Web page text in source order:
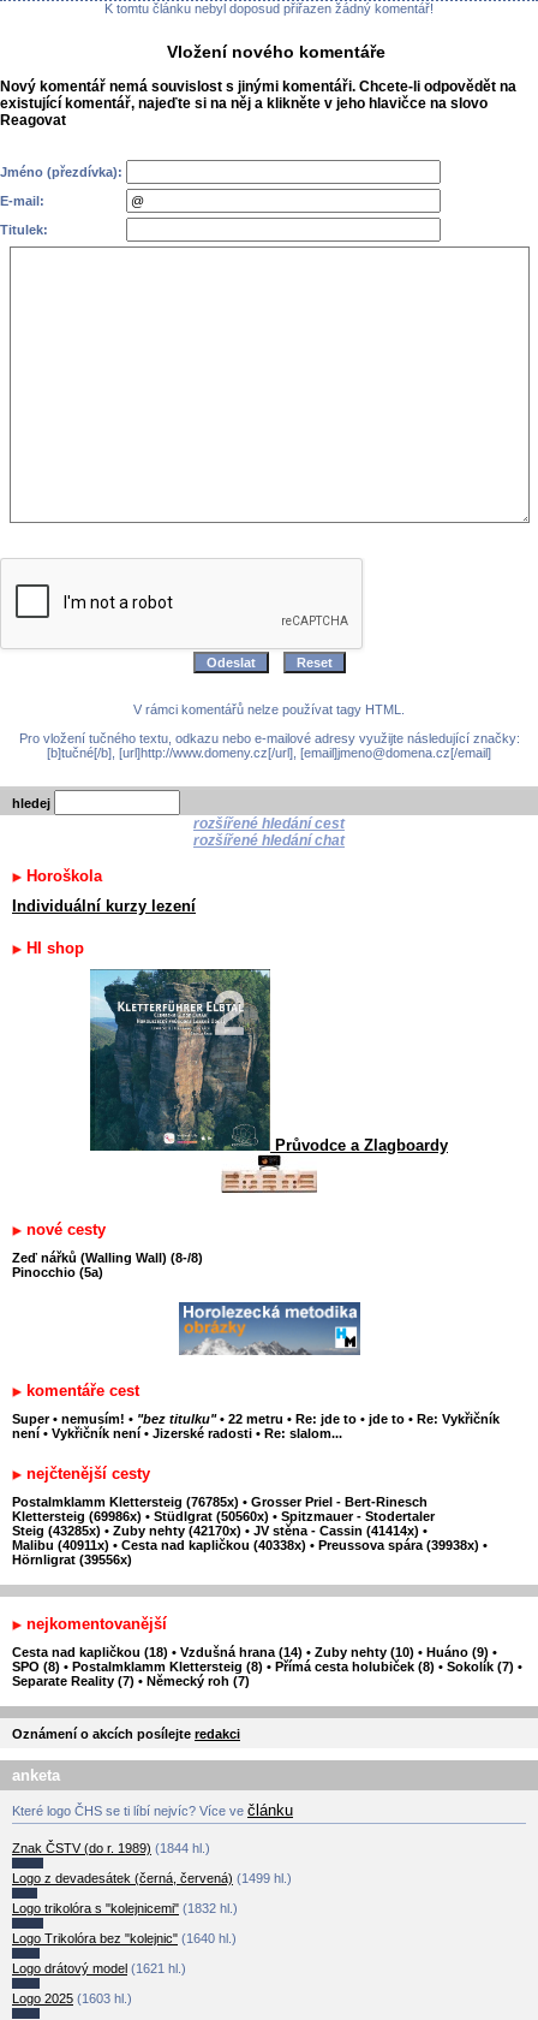
K tomtu článku nebyl doposud přiřazen žádný komentář!
Vložení nového komentáře
Nový komentář nemá souvislost s jinými komentáři. Chcete-li odpovědět na
existující komentář, najeďte si na něj a klikněte v jeho hlavičce na slovo
Reagovat
Jméno (přezdívka):
E-mail:
Titulek:
V rámci komentářů nelze používat tagy HTML.
Pro vložení tučného textu, odkazu nebo e-mailové adresy využijte následující značky:
[b]tučné[/b], [url]http://www.domeny.cz[/url], [email]jmeno@domena.cz[/email]
hledej
rozšířené hledání cest
rozšířené hledání chat
Horoškola
Individuální kurzy lezení
HI shop
Průvodce a Zlagboardy
nové cesty
Zeď nářků (Walling Wall) (8-/8)
Pinocchio (5a)
komentáře cest
Super • nemusím! • "bez titulku" • 22 metru • Re: jde to • jde to • Re: Vykřičník
není • Vykřičník není • Jizerské radosti • Re: slalom...
nejčtenější cesty
Postalmklamm Klettersteig (76785x) • Grosser Priel - Bert-Rinesch
Klettersteig (69986x) • Stüdlgrat (50560x) • Spitzmauer - Stodertaler
Steig (43285x) • Zuby nehty (42170x) • JV stěna - Cassin (41414x) •
Malibu (40911x) • Cesta nad kapličkou (40338x) • Preussova spára (39938x) •
Hörnligrat (39556x)
nejkomentovanější
Cesta nad kapličkou (18) • Vzdušná hrana (14) • Zuby nehty (10) • Huáno (9) •
SPO (8) • Postalmklamm Klettersteig (8) • Přímá cesta holubiček (8) • Sokolík (7) •
Separate Reality (7) • Německý roh (7)
Oznámení o akcích posílejte redakci
anketa
Které logo ČHS se ti líbí nejvíc? Více ve článku
Znak ČSTV (do r. 1989) (1844 hl.)
Logo z devadesátek (černá, červená) (1499 hl.)
Logo trikolóra s "kolejnicemi" (1832 hl.)
Logo Trikolóra bez "kolejnic" (1640 hl.)
Logo drátový model (1621 hl.)
Logo 2025 (1603 hl.)